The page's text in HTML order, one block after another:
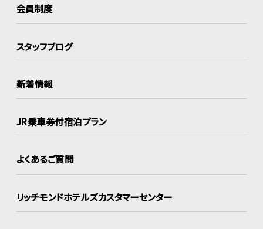
会員制度
スタッフブログ
新着情報
JR乗車券付宿泊プラン
よくあるご質問
リッチモンドホテルズカスタマーセンター